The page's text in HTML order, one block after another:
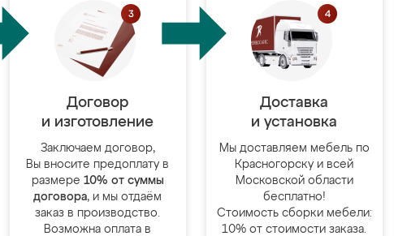
Договор
и изготовление
Заключаем договор,
Вы вносите предоплату в
размере 10% от суммы
договора, и мы отдаём
заказ в производство.
Возможна оплата в
Доставка
и установка
Мы доставляем мебель по
Красногорску и всей
Московской области
бесплатно!
Стоимость сборки мебели:
10% от стоимости заказа.